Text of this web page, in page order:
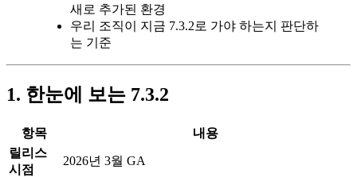
새로 추가된 환경
우리 조직이 지금 7.3.2로 가야 하는지 판단하
는 기준
1. 한눈에 보는 7.3.2
항목
내용
릴리스
시점
2026년 3월 GA